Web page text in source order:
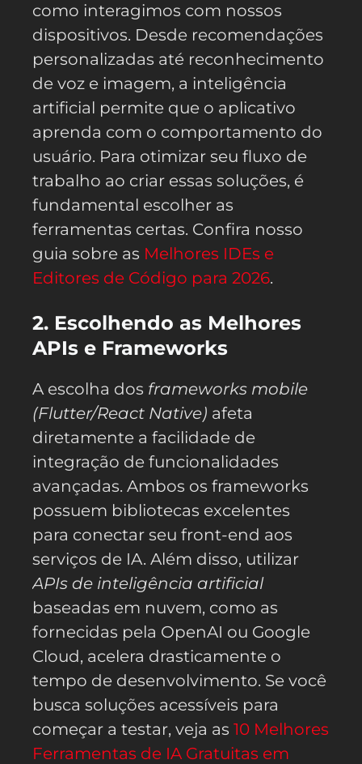
como interagimos com nossos
dispositivos. Desde recomendações
personalizadas até reconhecimento
de voz e imagem, a inteligência
artificial permite que o aplicativo
aprenda com o comportamento do
usuário. Para otimizar seu fluxo de
trabalho ao criar essas soluções, é
fundamental escolher as
ferramentas certas. Confira nosso
guia sobre as Melhores IDEs e
Editores de Código para 2026.
2. Escolhendo as Melhores
APIs e Frameworks
A escolha dos frameworks mobile
(Flutter/React Native) afeta
diretamente a facilidade de
integração de funcionalidades
avançadas. Ambos os frameworks
possuem bibliotecas excelentes
para conectar seu front-end aos
serviços de IA. Além disso, utilizar
APIs de inteligência artificial
baseadas em nuvem, como as
fornecidas pela OpenAI ou Google
Cloud, acelera drasticamente o
tempo de desenvolvimento. Se você
busca soluções acessíveis para
começar a testar, veja as 10 Melhores
Ferramentas de IA Gratuitas em